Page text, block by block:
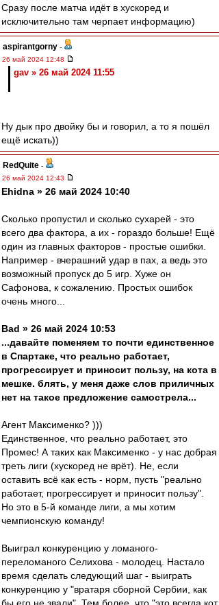
Сразу после матча идёт в хускоред и
исключительно там черпает информацию)
aspirantgorny -
26 май 2024 12:48
gav » 26 май 2024 11:55
Ну дык про двойку бы и говорил, а то я пошёл
ещё искать))
RedQuite -
26 май 2024 12:43
Ehidna » 26 май 2024 10:40
Сколько пропустил и сколько сухарей - это
всего два фактора, а их - гораздо больше! Ещё
один из главных факторов - простые ошибки.
Например - вчерашний удар в пах, а ведь это
возможный пропуск до 5 игр. Хуже он
Сафонова, к сожалению. Простых ошибок
очень много...
Bad » 26 май 2024 10:53
...давайте поменяем то почти единственное
в Спартаке, что реально работает,
прогрессирует и приносит пользу, на кота в
мешке. блять, у меня даже слов приличных
нет на такое предложение самострела...
Агент Максименко? )))
Единственное, что реально работает, это
Промес! А таких как Максименко - у нас добрая
треть лиги (хускоред не врёт). Не, если
оставить всё как есть - норм, пусть "реально
работает, прогрессирует и приносит пользу".
Но это в 5-й команде лиги, а мы хотим
чемпионскую команду!
Выиграл конкуренцию у ломаного-
переломаного Селихова - молодец. Настало
время сделать следующий шаг - выиграть
конкуренцию у "вратаря сборной Сербии, как